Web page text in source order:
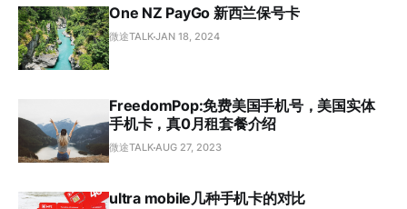
One NZ PayGo 新西兰保号卡
微途TALKJAN 18, 2024
FreedomPop:免费美国手机号，美国实体
手机卡，真0月租套餐介绍
微途TALKAUG 27, 2023
ultra mobile几种手机卡的对比